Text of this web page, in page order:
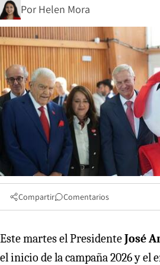
Por Helen Mora
Compartir Comentarios
Este martes el PresidenteJosé
el inicio de la campaña 2026 y el